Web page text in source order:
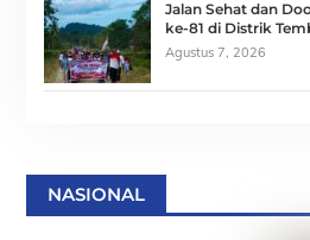
Jalan Sehat dan
ke-81 di Distrik
Agustus 7, 2026
NASIONAL